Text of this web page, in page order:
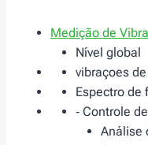
Medição de
Nível global
vibraçoes
Espectro de
‑ Controle
Análise